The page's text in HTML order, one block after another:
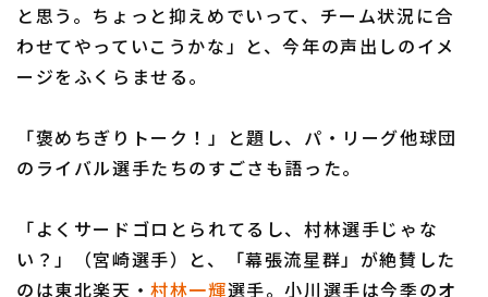
運営会社 （別ウィンドウで開く） よくある質問
特定商取引法の表示 アルバイト募集 （別ウィンドウで開く
と思う。ちょっと抑えめでいって、チーム状況に合
わせてやっていこうかな」と、今年の声出しのイメ
ージをふくらませる。
「褒めちぎりトーク！」と題し、パ・リーグ他球団
のライバル選手たちのすごさも語った。
「よくサードゴロとられてるし、村林選手じゃな
い？」（宮崎選手）と、「幕張流星群」が絶賛した
のは東北楽天・村林一輝選手。小川選手は今季のオ